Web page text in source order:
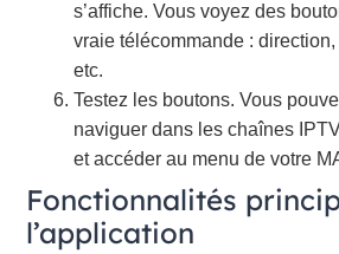
s’affiche. Vous voyez des
vraie télécommande :
etc.
Testez les boutons. Vous
naviguer dans les chaînes
et accéder au menu de votre
Fonctionnalités
l’application